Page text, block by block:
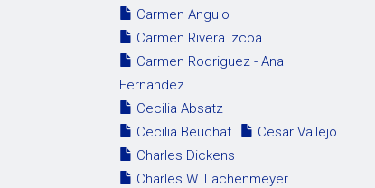
Carmen Angulo
Carmen Rivera Izcoa
Carmen Rodriguez - Ana
Fernandez
Cecilia Absatz
Cecilia Beuchat
Cesar Vallejo
Charles Dickens
Charles W. Lachenmeyer